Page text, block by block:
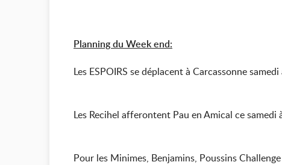
Planning du Week end:
Les ESPOIRS se déplacent à Carcassonne
Les Recihel afferontent Pau en Amical ce samedi
Pour les Minimes, Benjamins, Poussins